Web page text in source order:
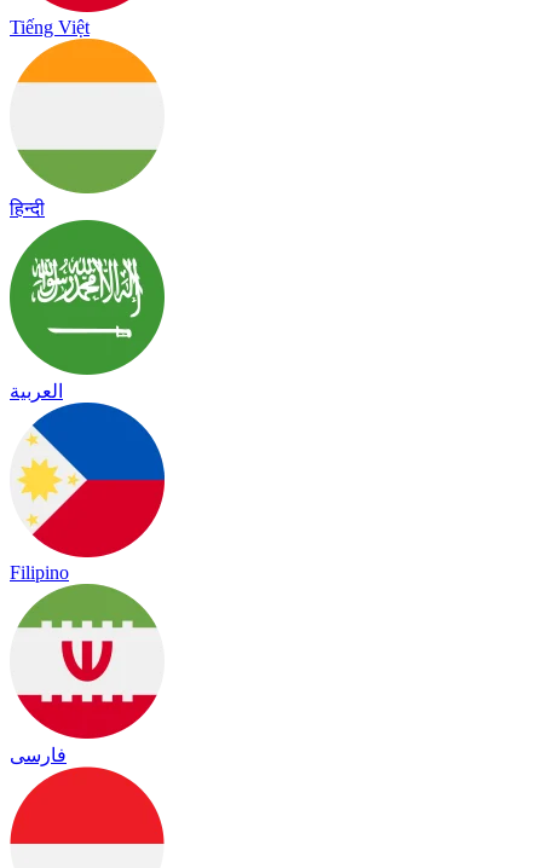
Tiếng Việt
हिन्दी
العربية
Filipino
فارسی